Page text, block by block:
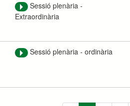
Sessió plenària -
Extraordinària
Sessió plenària - ordinària